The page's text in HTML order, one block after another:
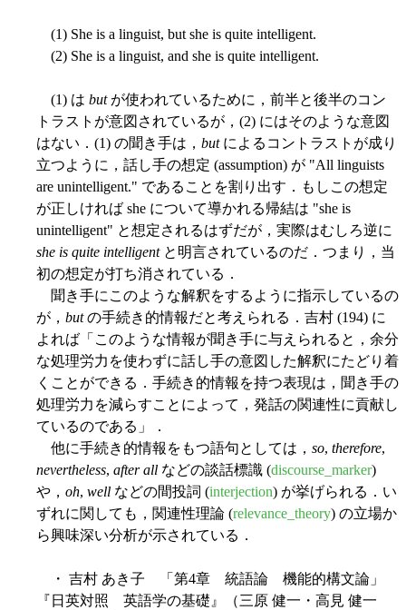
(1) She is a linguist, but she is quite intelligent.
(2) She is a linguist, and she is quite intelligent.
(1) は butが使われているために，前半と後半のコン
トラストが意図されているが，(2) にはそのような意図
はない．(1) の聞き手は， butによるコントラストが成り
立つように，話し手の想定 (assumption) が "All linguists
are unintelligent." であることを割り出す．もしこの想定
が正しければ she について導かれる帰結は "she is
unintelligent" と想定されるはずだが，実際はむしろ逆に
she is quite intelligentと明言されているのだ．つまり，当
初の想定が打ち消されている．
聞き手にこのような解釈をするように指示しているの
が， butの手続き的情報だと考えられる．吉村 (194) に
よれば「このような情報が聞き手に与えられると，余分
な処理労力を使わずに話し手の意図した解釈にたどり着
くことができる．手続き的情報を持つ表現は，聞き手の
処理労力を減らすことによって，発話の関連性に貢献し
ているのである」．
他に手続き的情報をもつ語句としては， so, therefore,
nevertheless, after all などの談話標識 (discourse_marker)
や， oh, well などの間投詞 (interjection) が挙げられる．い
ずれに関しても，関連性理論 (relevance_theory) の立場か
ら興味深い分析が示されている．
・ 吉村 あき子 「第4章 統語論 機能的構文論」
『日英対照 英語学の基礎』（三原 健一・高見 健一